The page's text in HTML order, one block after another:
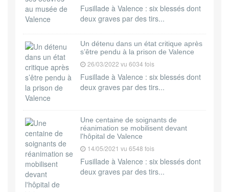
Fusillade à Valence : six blessés dont
deux graves par des tirs...
Un détenu dans un état critique après
s’être pendu à la prison de Valence
26/03/2022 vu 6034 fois
Fusillade à Valence : six blessés dont
deux graves par des tirs...
Une centaine de soignants de
réanimation se mobilisent devant
l'hôpital de Valence
14/05/2021 vu 6548 fois
Fusillade à Valence : six blessés dont
deux graves par des tirs...